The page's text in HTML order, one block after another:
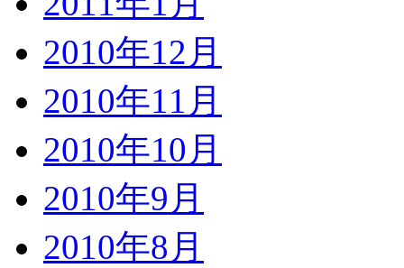
2010年12月
2010年11月
2010年10月
2010年9月
2010年8月